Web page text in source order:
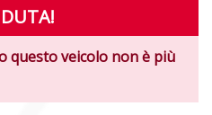
questo veicolo non è più